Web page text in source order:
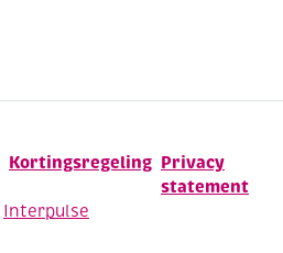
Kortingsregeling Privacy
statement
Interpulse